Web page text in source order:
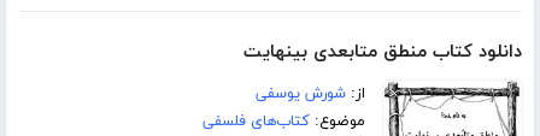
دانلود کتاب منطق متابعدی بینهایت
از:شورش یوسفی
موضوع:کتاب‌های فلسفی